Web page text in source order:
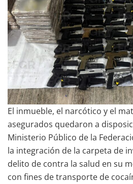
El inmueble, el narcótico y el
asegurados quedaron a
Ministerio Público de la
la integración de la carpeta de
delito de contra la salud en su
con fines de transporte de